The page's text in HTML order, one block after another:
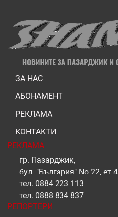
ЗА НАС
АБОНАМЕНТ
РЕКЛАМА
КОНТАКТИ
РЕКЛАМА
гр. Пазарджик,
бул. "България" No 22, ет.4
тел. 0884 223 113
тел. 0888 834 837
РЕПОРТЕРИ